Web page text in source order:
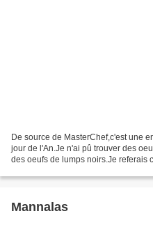
De source de MasterChef,c'est une
jour de l'An.Je n'ai pû trouver des
des oeufs de lumps noirs.Je referais
Mannalas